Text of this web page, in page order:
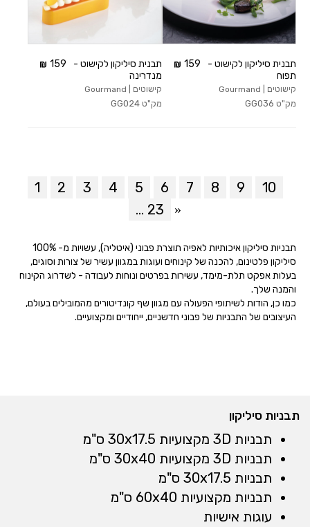
תבנית סיליקון לקישוט -
תפוח
קישוטים | Gourmand
מק"ט GG036
159
תבנית סיליקון לקישוט -
מנדרינה
קישוטים | Gourmand
מק"ט GG024
159
1 2 3 4 5 6 7 8 9
10
... 23
»
תבניות סיליקון איכותיות לאפיה תוצרת פבוני (איטליה), עשויות מ- 100%
סיליקון פלטינום, להכנה של קינוחים ועוגות במגוון עשיר של צורות וסוגים,
בעלות אפקט תלת-מימד, עשירות בפרטים ונוחות לעבודה - לשדרוג הקינוח
והמנה שלך.
כמו כן, הודות לשיתופי הפעולה עם מגוון שף קונדיטורים מהמובילים בעולם,
העיצובים של התבניות של פבוני חדשניים, ייחודיים ומקצועיים.
תבניות סיליקון
תבניות 3D מקצועיות 30x17.5 ס"מ
תבניות 3D מקצועיות 30x40 ס"מ
תבניות 30x17.5 ס"מ
תבניות מקצועיות 60x40 ס"מ
עוגות אישיות